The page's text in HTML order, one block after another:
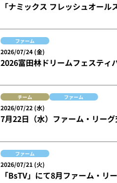
「ナミックス フレッシュオー
ファーム
2026/07/24 (金)
2026富田林ドリームフェスティ
チーム ファーム
2026/07/22 (水)
7月22日（水）ファーム・リー
ファーム
2026/07/21 (火)
「BsTV」にて8月ファーム・リ